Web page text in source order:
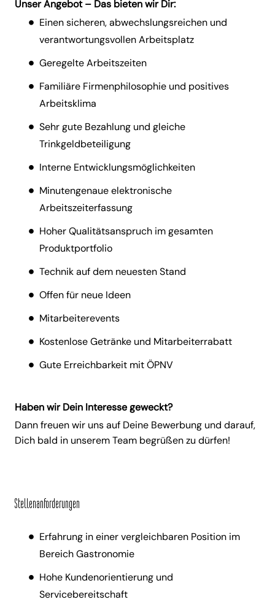
Unser Angebot – Das bieten wir Dir:
Einen sicheren, abwechslungsreichen und
verantwortungsvollen Arbeitsplatz
Geregelte Arbeitszeiten
Familiäre Firmenphilosophie und positives
Arbeitsklima
Sehr gute Bezahlung und gleiche
Trinkgeldbeteiligung
Interne Entwicklungsmöglichkeiten
Minutengenaue elektronische
Arbeitszeiterfassung
Hoher Qualitätsanspruch im gesamten
Produktportfolio
Technik auf dem neuesten Stand
Offen für neue Ideen
Mitarbeiterevents
Kostenlose Getränke und Mitarbeiterrabatt
Gute Erreichbarkeit mit ÖPNV
Haben wir Dein Interesse geweckt?
Dann freuen wir uns auf Deine Bewerbung und darauf,
Dich bald in unserem Team begrüßen zu dürfen!
Stellenanforderungen
Erfahrung in einer vergleichbaren Position im
Bereich Gastronomie
Hohe Kundenorientierung und
Servicebereitschaft